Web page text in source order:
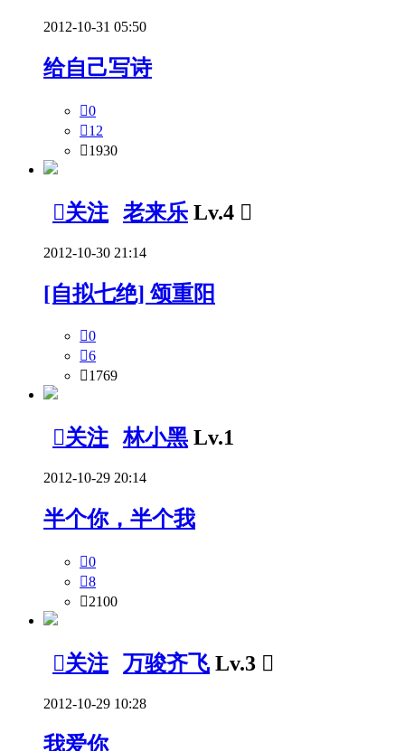
2012-10-31 05:50
给自己写诗
0
12
1930
关注 老来乐 Lv.4 
2012-10-30 21:14
[自拟七绝] 颂重阳
0
6
1769
关注 林小黑 Lv.1
2012-10-29 20:14
半个你，半个我
0
8
2100
关注 万骏齐飞 Lv.3 
2012-10-29 10:28
我爱你